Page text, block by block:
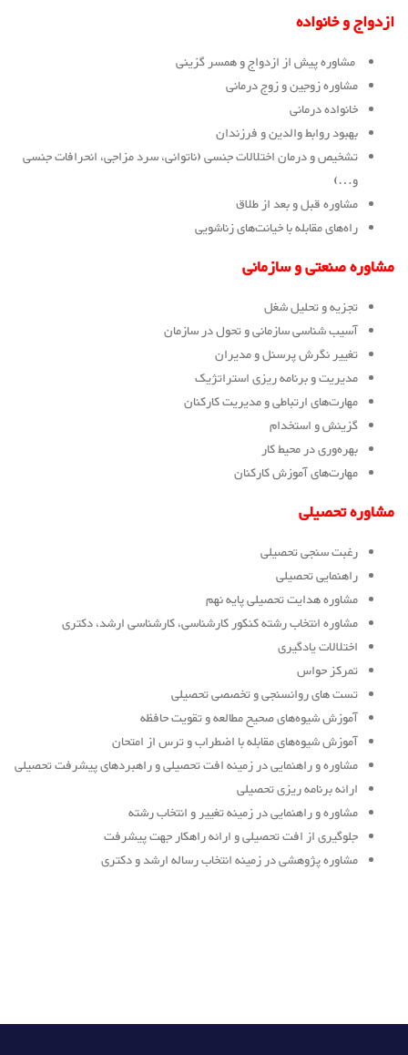
ازدواج و خانواده
مشاوره پیش از ازدواج و همسر گزینی
مشاوره زوجین و زوج درمانی
خانواده درمانی
بهبود روابط والدین و فرزندان
تشخیص و درمان اختلالات جنسی (ناتوانی، سرد مزاجی، انحرافات جنسی
و…)
مشاوره قبل و بعد از طلاق
راه‌های مقابله با خیانت‌های زناشویی
مشاوره صنعتی و سازمانی
تجزیه و تحلیل شغل
آسیب شناسی سازمانی و تحول در سازمان
تغییر نگرش پرسنل و مدیران
مدیریت و برنامه ریزی استراتژیک
مهارت‌های ارتباطی و مدیریت کارکنان
گزینش و استخدام
بهره‌وری در محیط کار
مهارت‌های آموزش کارکنان
مشاوره تحصیلی
رغبت سنجی تحصیلی
راهنمایی تحصیلی
مشاوره هدایت تحصیلی پایه نهم
مشاوره انتخاب رشته کنکور کارشناسی، کارشناسی ارشد، دکتری
اختلالات یادگیری
تمرکز حواس
تست های روانسنجی و تخصصی تحصیلی
آموزش شیوه‌های صحیح مطالعه و تقویت حافظه
آموزش شیوه‌های مقابله با اضطراب و ترس از امتحان
مشاوره و راهنمایی در زمینه افت تحصیلی و راهبردهای پیشرفت تحصیلی
ارائه برنامه ریزی تحصیلی
مشاوره و راهنمایی در زمینه تغییر و انتخاب رشته
جلوگیری از افت تحصیلی و ارائه راهکار جهت پیشرفت
مشاوره پژوهشی در زمینه انتخاب رساله ارشد و دکتری